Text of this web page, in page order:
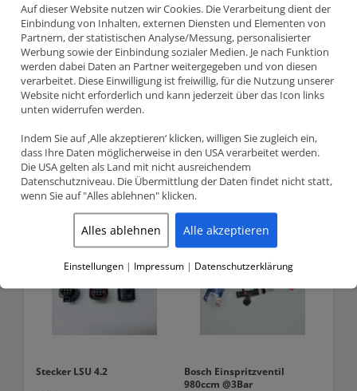
Gewinde: M6x1
für: 3mm EGT Sonde
Related products
Stecker LSU 4.2
Bosch Einspritzventil
980ccm @3Bar
Auf dieser Website nutzen wir Cookies. Die Verarbeitung dient der
Einbindung von Inhalten, externen Diensten und Elementen von
Partnern, der statistischen Analyse/Messung, personalisierter
Werbung sowie der Einbindung sozialer Medien. Je nach Funktion
werden dabei Daten an Partner weitergegeben und von diesen
verarbeitet. Diese Einwilligung ist freiwillig, für die Nutzung unserer
Website nicht erforderlich und kann jederzeit über das Icon links
unten widerrufen werden.
Indem Sie auf ‚Alle akzeptieren‘ klicken, willigen Sie zugleich ein,
dass Ihre Daten möglicherweise in den USA verarbeitet werden.
Die USA gelten als Land mit nicht ausreichendem
Datenschutzniveau. Die Übermittlung der Daten findet nicht statt,
wenn Sie auf "Alles ablehnen" klicken.
Alles ablehnen Alle akzeptieren
Einstellungen | Impressum | Datenschutzerklärung